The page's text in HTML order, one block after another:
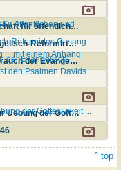
Gesangbuch der Evangelischen Gemeinschaft für öffentlichen und häuslichen Gottesdienst #d197
öffentlichen und
Neu-vermehrtes und vollstaendiges Evangelisch-Reformirtes Gesang-Buch ... Gebrauch derer deutschen Gemeinden ... mit einem Anhang #d143
Reformirtes Gesang-
... mit einem Anhang
Neues Reformirtes Gesangbuch zum Gebrauch der Evangelisch-Reformirten Gemeinen in Nord-Amerika ... nebst den Psalmen Davids #d155
der Evangelisch-
den Psalmen Davids
Vollständiges Marburger Gesang-Buch, zur Uebung der Gottseligkeit ... #d140
der Gottseligkeit ...
^ top